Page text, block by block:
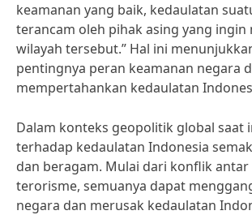
keamanan yang baik, kedaulatan
terancam oleh pihak asing yang ingin
wilayah tersebut.” Hal ini
pentingnya peran keamanan negara
mempertahankan kedaulatan
Dalam konteks geopolitik global saat
terhadap kedaulatan Indonesia
dan beragam. Mulai dari konflik
terorisme, semuanya dapat
negara dan merusak kedaulatan